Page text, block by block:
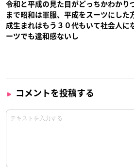
令和と平成の見た目がどっちかわかり
まで昭和は軍服、平成をスーツにした
成生まれはもう３０代もいて社会人に
ーツでも違和感ないし
コメントを投稿する